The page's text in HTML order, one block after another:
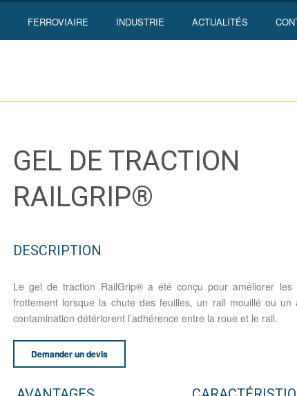
FERROVIAIRE INDUSTRIE ACTUALITÉS
GEL DE TRACTION
RAILGRIP®
DESCRIPTION
Le gel de traction RailGrip® a été conçu pour améliorer les
frottement lorsque la chute des feuilles, un rail mouillé ou un
contamination détériorent l’adhérence entre la roue et le rail.
Demander un devis